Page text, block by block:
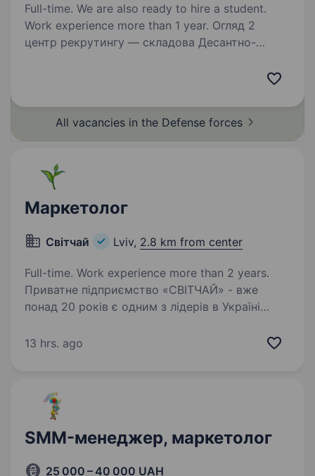
Full-time. We are also ready to hire a student.
Work experience more than 1 year. Огляд 2
центр рекрутингу — складова Десантно-
цивільним особам долучитися до підрозділів
з досвідчених менеджерів, які пройшли
службу в різних…
All vacancies in the Defense forces
Маркетолог
Світчай Lviv, 2.8 km from center
Full-time. Work experience more than 2 years.
Приватне підприємство «СВІТЧАЙ» - вже
понад 20 років є одним з лідерів в Україні
харчування та активно розвиваємо
13 hrs. ago
SMM-менеджер, маркетолог
25 000 – 40 000 UAH